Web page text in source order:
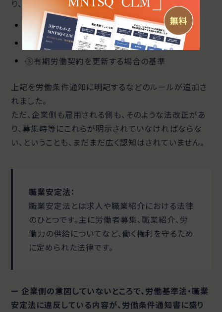
り、令和６年４月より、
①従事すべき業務の変更の範囲
②就業場所の変更の範囲
③有期労働契約を更新する場合の基準
上記を労働条件通知に明記するなどのルールが追加さ
れました。
ただ、企業側も雇用される側も、そのような法改正があ
り、募集時等にこれらが明示されていなければならな
い、ということも、まだまだ広く認知はされていません。
職業安定法：
職業安定法とは求人や職業紹介における法律
のひとつです。主に労働者募集、職業紹介、労
働力の供給についてなど、働く権利を守るため
に定められた法律です。
ー 企業側の意図していないところで、労働基準法・職業
安定法に違反している内容が、労働条件通知書に盛り